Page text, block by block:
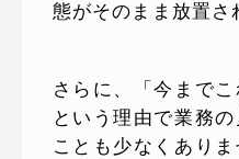
態がそのまま放置さ
さらに、「今まで
という理由で業務
ことも少なくあり